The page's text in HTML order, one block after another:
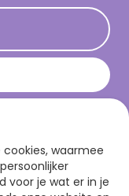
waarmee
voor je wat er in je